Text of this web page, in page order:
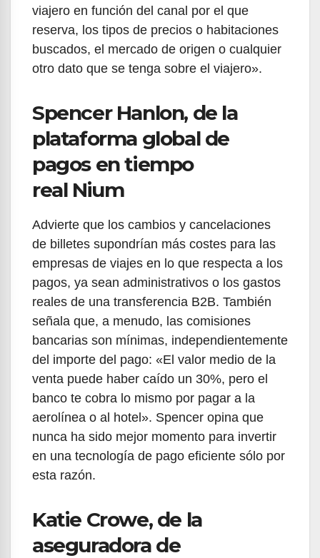
viajero en función del canal por el que
reserva, los tipos de precios o habitaciones
buscados, el mercado de origen o cualquier
otro dato que se tenga sobre el viajero».
Spencer Hanlon, de la
plataforma global de
pagos en tiempo
real Nium
Advierte que los cambios y cancelaciones
de billetes supondrían más costes para las
empresas de viajes en lo que respecta a los
pagos, ya sean administrativos o los gastos
reales de una transferencia B2B. También
señala que, a menudo, las comisiones
bancarias son mínimas, independientemente
del importe del pago: «El valor medio de la
venta puede haber caído un 30%, pero el
banco te cobra lo mismo por pagar a la
aerolínea o al hotel». Spencer opina que
nunca ha sido mejor momento para invertir
en una tecnología de pago eficiente sólo por
esta razón.
Katie Crowe, de la
aseguradora de